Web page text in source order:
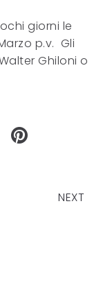
giorni le
p.v. Gli
Ghiloni o
NEXT